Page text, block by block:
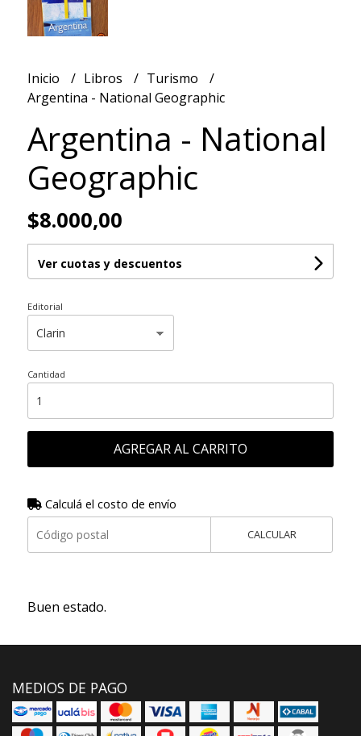
Inicio Libros
Turismo
Argentina - National Geographic
Argentina - National
Geographic
$8.000,00
Ver cuotas y descuentos
Editorial
Cantidad
AGREGAR AL CARRITO
Calculá el costo de envío
CALCULAR
Buen estado.
MEDIOS DE PAGO